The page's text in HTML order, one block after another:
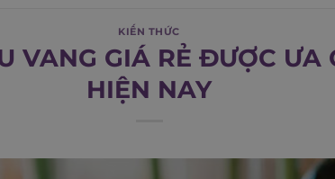
KIẾN THỨC
VANG GIÁ RẺ ĐƯỢC ƯA
HIỆN NAY